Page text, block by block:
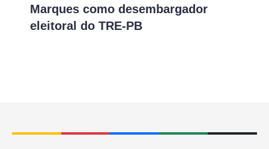
Marques como desembargador
eleitoral do TRE-PB